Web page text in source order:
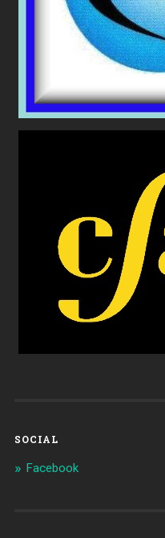
SOCIAL
Facebook